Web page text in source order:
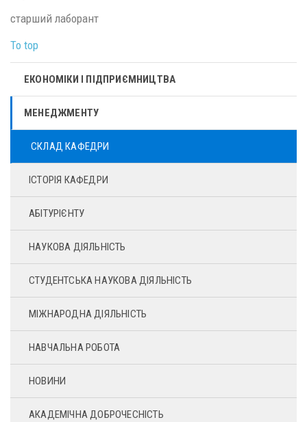
старший лаборант
To top
ЕКОНОМІКИ І ПІДПРИЄМНИЦТВА
МЕНЕДЖМЕНТУ
СКЛАД КАФЕДРИ
ІСТОРІЯ КАФЕДРИ
АБІТУРІЄНТУ
НАУКОВА ДІЯЛЬНІСТЬ
СТУДЕНТСЬКА НАУКОВА ДІЯЛЬНІСТЬ
МІЖНАРОДНА ДІЯЛЬНІСТЬ
НАВЧАЛЬНА РОБОТА
НОВИНИ
АКАДЕМІЧНА ДОБРОЧЕСНІСТЬ